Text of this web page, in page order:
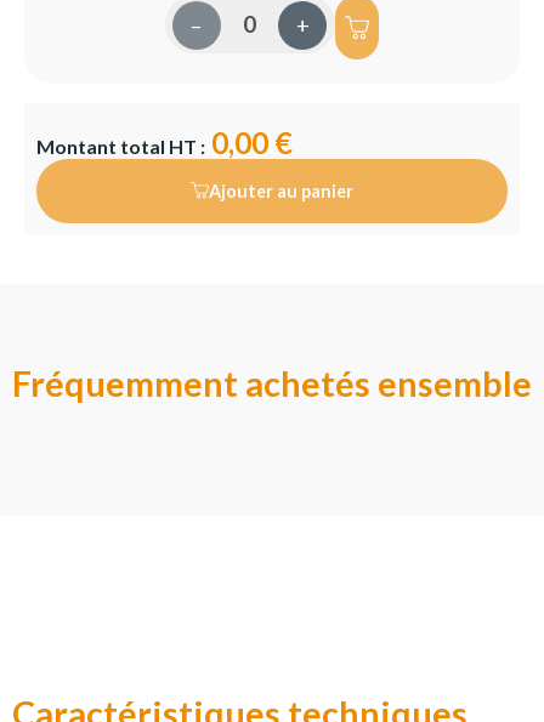
– +
Montant total HT : 0,00 €
Ajouter au panier
Fréquemment achetés ensemble
Caractéristiques techniques